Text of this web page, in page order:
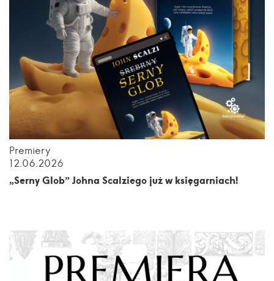
Premiery
12.06.2026
„Serny Glob” Johna Scalziego już w księgarniach!